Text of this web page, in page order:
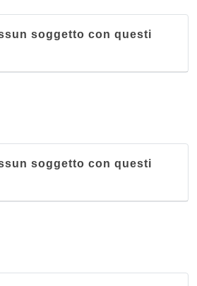
soggetto con questi
soggetto con questi